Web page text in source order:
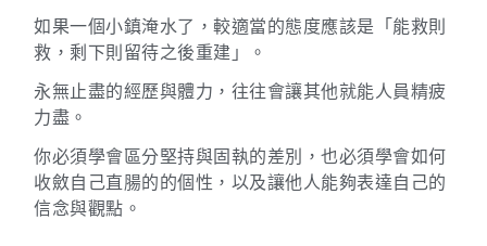
如果一個小鎮淹水了，較適當的態度應該是「能救則
救，剩下則留待之後重建」。
永無止盡的經歷與體力，往往會讓其他就能人員精疲
力盡。
你必須學會區分堅持與固執的差別，也必須學會如何
收斂自己直腸的的個性，以及讓他人能夠表達自己的
信念與觀點。